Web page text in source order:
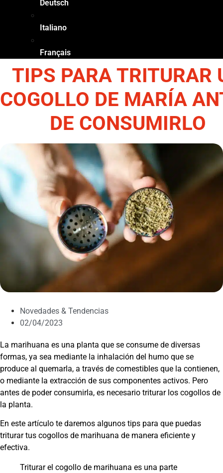
Deutsch
Italiano
Français
TIPS PARA TRITURAR
COGOLLO DE MARÍA
DE CONSUMIRLO
Novedades & Tendencias
02/04/2023
La marihuana es una planta que se consume de diversas
formas, ya sea mediante la inhalación del humo que se
produce al quemarla, a través de comestibles que la contienen,
o mediante la extracción de sus componentes activos. Pero
antes de poder consumirla, es necesario triturar los cogollos de
la planta.
En este artículo te daremos algunos tips para que puedas
triturar tus cogollos de marihuana de manera eficiente y
efectiva.
Triturar el cogollo de marihuana es una parte